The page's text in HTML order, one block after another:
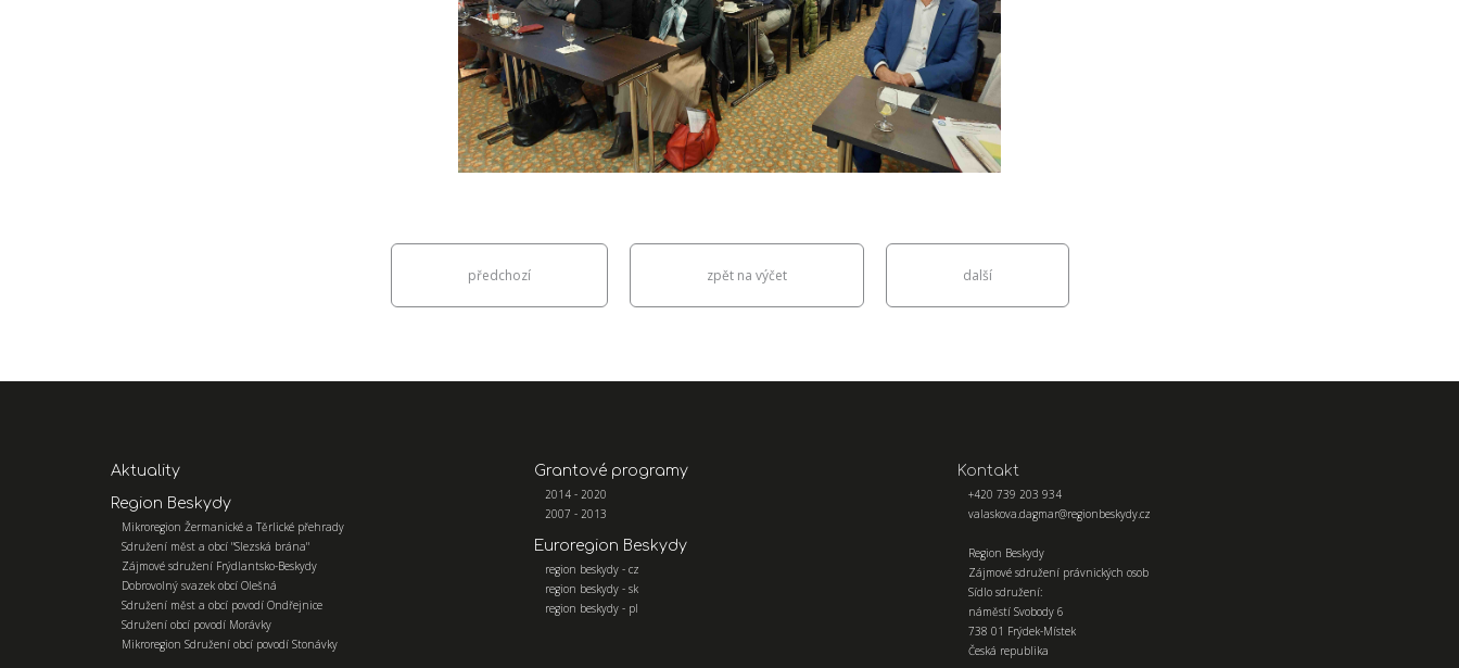
předchozí zpět na výčet další
Aktuality
Region Beskydy
Mikroregion Žermanické a Těrlické přehrady
Sdružení měst a obcí "Slezská brána"
Zájmové sdružení Frýdlantsko-Beskydy
Dobrovolný svazek obcí Olešná
Sdružení měst a obcí povodí Ondřejnice
Sdružení obcí povodí Morávky
Mikroregion Sdružení obcí povodí Stonávky
Grantové programy
2014 - 2020
2007 - 2013
Euroregion Beskydy
region beskydy - cz
region beskydy - sk
region beskydy - pl
Kontakt
+420 739 203 934
valaskova.dagmar@regionbeskydy.cz
Region Beskydy
Zájmové sdružení právnických osob
Sídlo sdružení:
náměstí Svobody 6
738 01 Frýdek-Místek
Česká republika